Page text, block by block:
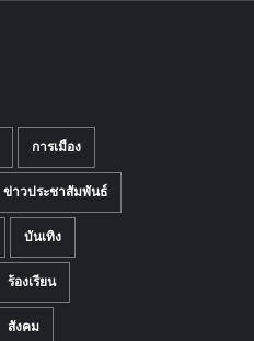
การเมือง
ข่าวประชาสัมพันธ์
บันเทิง
ร้องเรียน
สังคม